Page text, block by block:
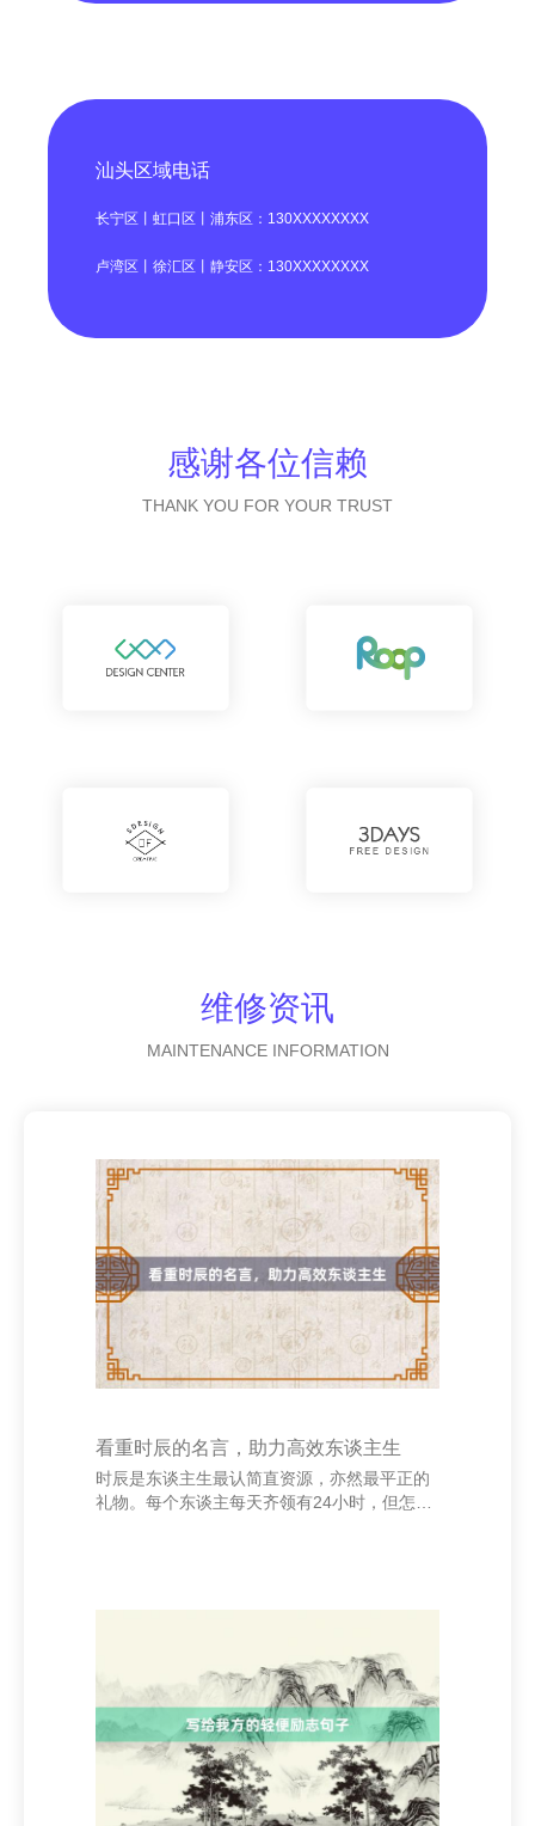
汕头区域电话
长宁区丨虹口区丨浦东区：130XXXXXXXX
卢湾区丨徐汇区丨静安区：130XXXXXXXX
感谢各位信赖
THANK YOU FOR YOUR TRUST
维修资讯
MAINTENANCE INFORMATION
看重时辰的名言，助力高效东谈主生
时辰是东谈主生最认简直资源，亦然最平正的
礼物。每个东谈主每天齐领有24小时，但怎样
因为莫得好好计较和搞定时辰。高效的东谈主
生，离不开对时辰的科学搞定。 安徽嘉灿商贸
有限公司 “不要恭候契机，而要创造契机。”培
根的这句话强调了主动把执时辰的裂缝性。告